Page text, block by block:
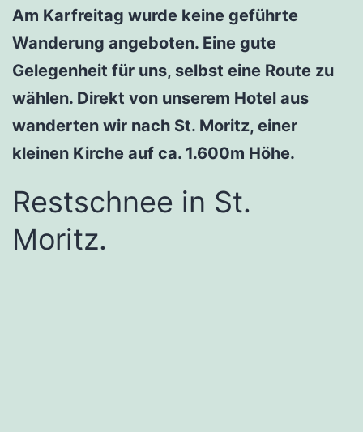
Am Karfreitag wurde keine geführte
Wanderung angeboten. Eine gute
Gelegenheit für uns, selbst eine Route zu
wählen. Direkt von unserem Hotel aus
wanderten wir nach St. Moritz, einer
kleinen Kirche auf ca. 1.600m Höhe.
Restschnee in St.
Moritz.